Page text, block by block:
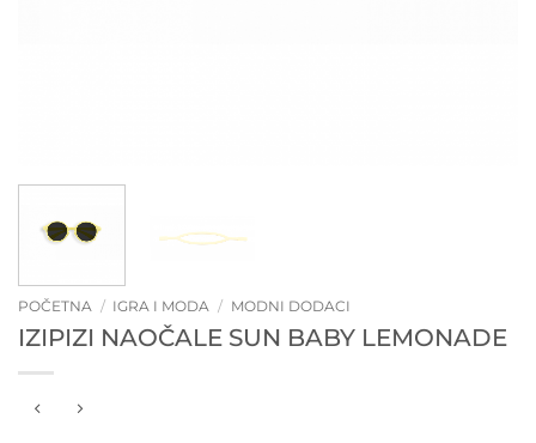
POČETNA / IGRA I MODA / MODNI DODACI
IZIPIZI NAOČALE SUN BABY LEMONADE